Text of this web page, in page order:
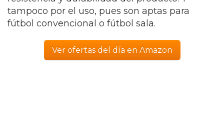
tampoco por el uso, pues son aptas para
fútbol convencional o fútbol sala.
Ver ofertas del día en Amazon